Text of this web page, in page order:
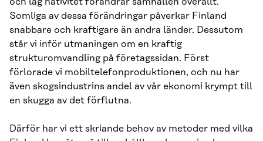
Somliga av dessa förändringar påverkar Finland
snabbare och kraftigare än andra länder. Dessutom
står vi inför utmaningen om en kraftig
strukturomvandling på företagssidan. Först
förlorade vi mobiltelefonproduktionen, och nu har
även skogsindustrins andel av vår ekonomi krympt till
en skugga av det förflutna.
Därför har vi ett skriande behov av metoder med vilka